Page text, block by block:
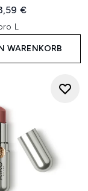
Preis:
€
L
WARENKORB